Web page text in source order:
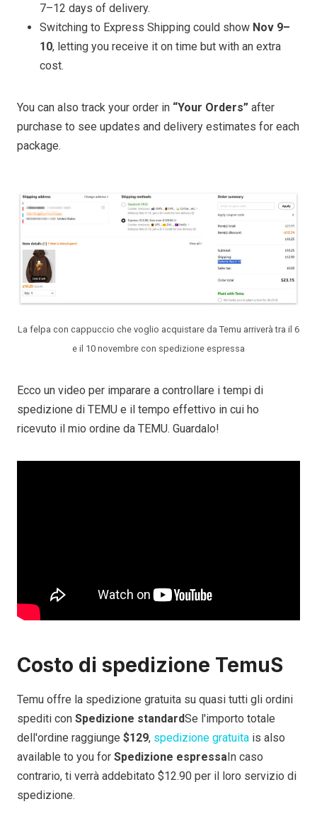
7–12 days of delivery.
Switching to Express Shipping could show Nov 9–
10, letting you receive it on time but with an extra
cost.
You can also track your order in “Your Orders” after
purchase to see updates and delivery estimates for each
package.
La felpa con cappuccio che voglio acquistare da Temu arriverà tra il 6
e il 10 novembre con spedizione espressa
Ecco un video per imparare a controllare i tempi di
spedizione di TEMU e il tempo effettivo in cui ho
ricevuto il mio ordine da TEMU. Guardalo!
Costo di spedizione TemuS
Temu offre la spedizione gratuita su quasi tutti gli ordini
spediti con Spedizione standardSe l'importo totale
dell'ordine raggiunge $129, spedizione gratuita is also
available to you for Spedizione espressaIn caso
contrario, ti verrà addebitato $12.90 per il loro servizio di
spedizione.